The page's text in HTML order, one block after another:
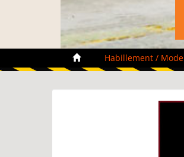
Habillement / Mode